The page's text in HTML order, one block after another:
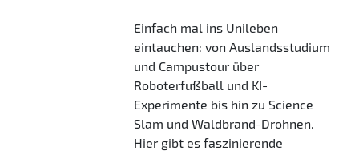
Einfach mal ins Unileben
eintauchen: von Auslandsstudium
und Campustour über
Roboterfußball und KI-
Experimente bis hin zu Science
Slam und Waldbrand-Drohnen.
Hier gibt es faszinierende